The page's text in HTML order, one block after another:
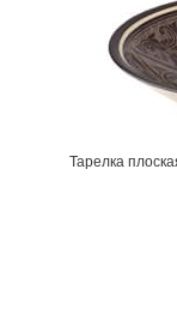
Тарелка